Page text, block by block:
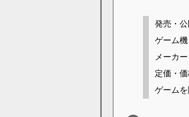
発売・公
ゲーム機
メーカー
定価・
ゲームを